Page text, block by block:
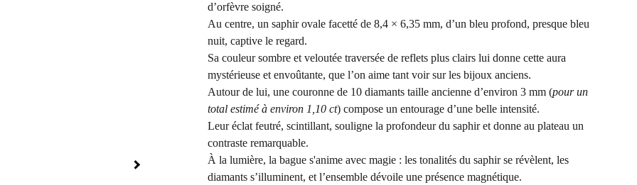
d’orfèvre soigné.
Au centre, un saphir ovale facetté de 8,4 × 6,35 mm, d’un bleu profond, presque bleu
nuit, captive le regard.
Sa couleur sombre et veloutée traversée de reflets plus clairs lui donne cette aura
mystérieuse et envoûtante, que l’on aime tant voir sur les bijoux anciens.
Autour de lui, une couronne de 10 diamants taille ancienne d’environ 3 mm (pour un
total estimé à environ 1,10 ct) compose un entourage d’une belle intensité.
Leur éclat feutré, scintillant, souligne la profondeur du saphir et donne au plateau un
contraste remarquable.
À la lumière, la bague s'anime avec magie : les tonalités du saphir se révèlent, les
diamants s’illuminent, et l’ensemble dévoile une présence magnétique.